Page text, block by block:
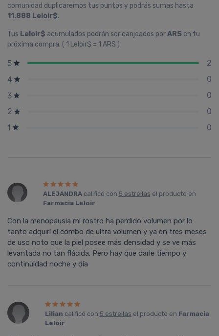
comunidad duplicaremos tus puntos y podrás sumas hasta
11.888 Leloir$.
Tus Leloir$ acumulados podrán ser canjeados porARS en tu
próxima compra. ( 1 Leloir$ = 1 ARS )
5
2
4
0
3
0
2
0
1
0
ALEJANDRAcalificó con 5 estrellas el producto en
Farmacia Leloir.
Con la menopausia mi rostro ha perdido volumen por lo
tanto adquirí el combo de ultra volumen y ya en tres meses
de uso noto que la piel posee más densidad y se ve más
levantada no tan flácida. Pero hay que darle tiempo y
continuidad noche y día
Lilian calificó con 5 estrellas el producto en Farmacia
Leloir.